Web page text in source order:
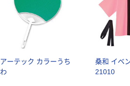
アーテック カラーうち
わ
桑和 イベ
21010